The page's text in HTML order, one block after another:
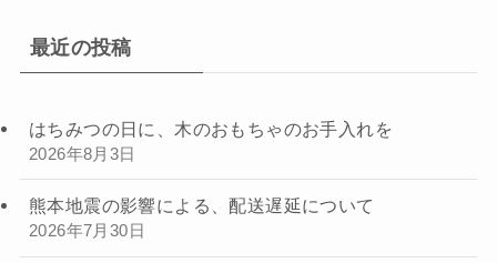
最近の投稿
はちみつの日に、木のおもちゃのお手入れを
2026年8月3日
熊本地震の影響による、配送遅延について
2026年7月30日